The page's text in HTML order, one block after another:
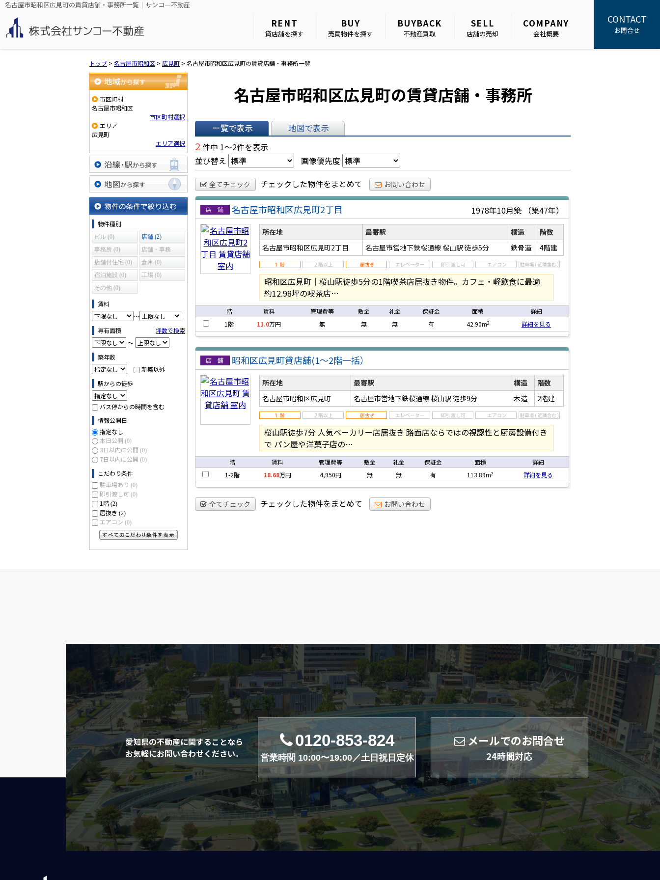
名古屋市昭和区広見町の賃貸店舗・事務所一覧｜サンコー不動産
RENT
貸店舗を探す
BUY
売買物件を探す
BUYBACK
不動産買取
SELL
店舗の売却
COMPANY
会社概要
CONTACT
お問合せ
トップ > 名古屋市昭和区 > 広見町 > 名古屋市昭和区広見町の賃貸店舗・事務所一覧
地域から探す
市区町村
名古屋市昭和区
市区町村選択
エリア
広見町
エリア選択
沿線・駅から探す
地図から探す
物件の条件で絞り込む
物件種別
ビル (0)
店舗 (2)
事務所 (0)
店舗・事務
所 (0)
店舗付住宅 (0)
倉庫 (0)
宿泊施設 (0)
工場 (0)
その他 (0)
賃料
～
専有面積
坪数で検索
～
築年数
新築以外
駅からの徒歩
バス停からの時間を含む
情報公開日
指定なし
本日公開 (0)
3日以内に公開 (0)
7日以内に公開 (0)
こだわり条件
駐車場あり (0)
即引渡し可 (0)
1階 (2)
居抜き (2)
エアコン (0)
名古屋市昭和区広見町の賃貸店舗・事務所
一覧で表示
2 件中 1～2件を表示
並び替え
画像優先度
全てチェック チェックした物件をまとめて お問い合わせ
賃貸店
舗
名古屋市昭和区広見町2丁目 1978年10月築 （築47年）
所在地 最寄駅 構造
階数
名古屋市昭和区広見町2丁目
名古屋市営地下鉄桜通線 桜山駅 徒歩5分 鉄骨造 4階建
昭和区広見町｜桜山駅徒歩5分の1階喫茶店居抜き物件。カフェ・軽飲食に最適
約12.98坪の喫茶店…
階 賃料 管理費等 敷金 礼金 保証金 面積
詳細
1階
11.0万円 無 無 無 有 42.90m2 詳細を見る
賃貸店
舗
昭和区広見町貸店舗(1〜2階一括）
所在地 最寄駅 構造
階数
名古屋市昭和区広見町
名古屋市営地下鉄桜通線 桜山駅 徒歩9分 木造 2階建
桜山駅徒歩7分 人気ベーカリー店居抜き 路面店ならではの視認性と厨房設備付き
で パン屋や洋菓子店の…
階 賃料 管理費等 敷金 礼金 保証金 面積
詳細
1-2階
18.68万円 4,950円 無 無 有 113.89m2 詳細を見る
全てチェック チェックした物件をまとめて お問い合わせ
愛知県の不動産に関することなら
お気軽にお問い合わせください。
0120-853-824
営業時間 10:00〜19:00／土日祝日定休
メールでのお問合せ
24時間対応